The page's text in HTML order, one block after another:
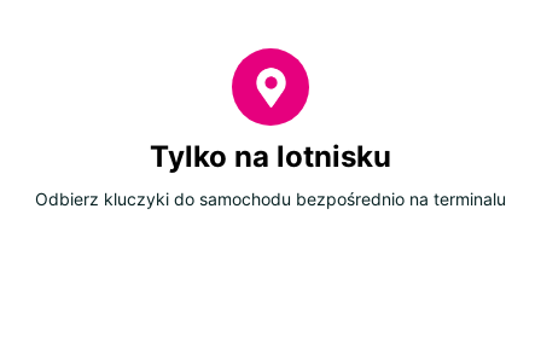
Tylko na lotnisku
Odbierz kluczyki do samochodu bezpośrednio na terminalu